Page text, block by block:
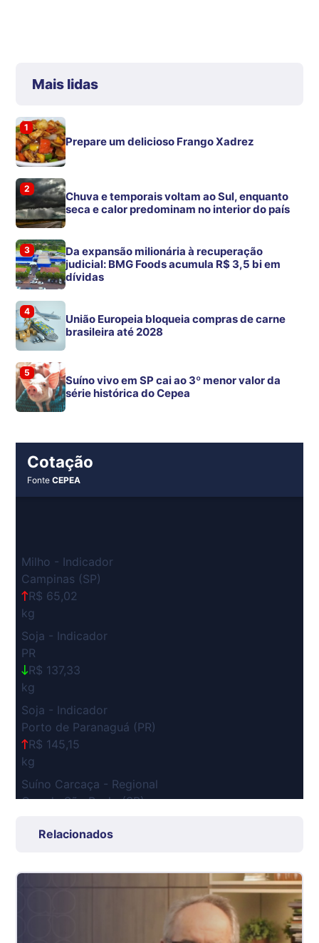
Mais lidas
1
Prepare um delicioso Frango Xadrez
2
Chuva e temporais voltam ao Sul, enquanto
seca e calor predominam no interior do país
3
Da expansão milionária à recuperação
judicial: BMG Foods acumula R$ 3,5 bi em
dívidas
4
União Europeia bloqueia compras de carne
brasileira até 2028
5
Suíno vivo em SP cai ao 3º menor valor da
série histórica do Cepea
Cotação
FonteCEPEA
Milho - Indicador
Campinas (SP)
R$ 65,02
kg
Soja - Indicador
PR
R$ 137,33
kg
Soja - Indicador
Porto de Paranaguá (PR)
R$ 145,15
kg
Suíno Carcaça - Regional
Grande São Paulo (SP)
SP
Relacionados